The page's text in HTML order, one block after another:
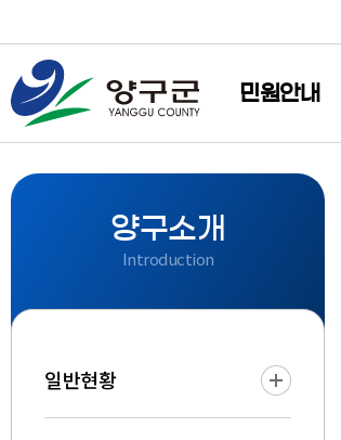
민원안내
양구소개
Introduction
일반현황